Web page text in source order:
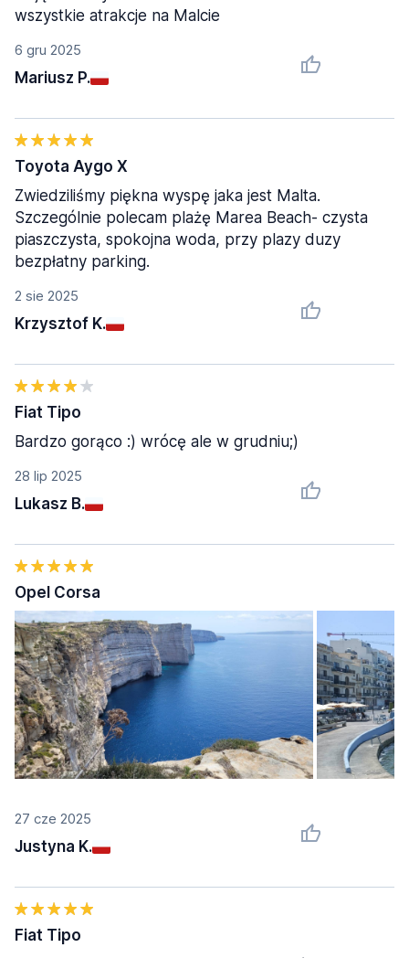
6 gru 2025
Mariusz P.
wszystkie atrakcje na Malcie
2 sie 2025
Krzysztof K.
Toyota Aygo X
Zwiedziliśmy piękna wyspę jaka jest Malta.
Szczególnie polecam plażę Marea Beach- czysta
piaszczysta, spokojna woda, przy plazy duzy
bezpłatny parking.
28 lip 2025
Lukasz B.
Fiat Tipo
Bardzo gorąco :) wrócę ale w grudniu;)
27 cze 2025
Justyna K.
Opel Corsa
Fiat Tipo